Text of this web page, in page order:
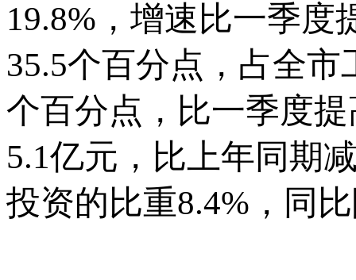
19.8%，增速比一季度
35.5个百分点，占全市
个百分点，比一季度
5.1亿元，比上年同期
投资的比重8.4%，同